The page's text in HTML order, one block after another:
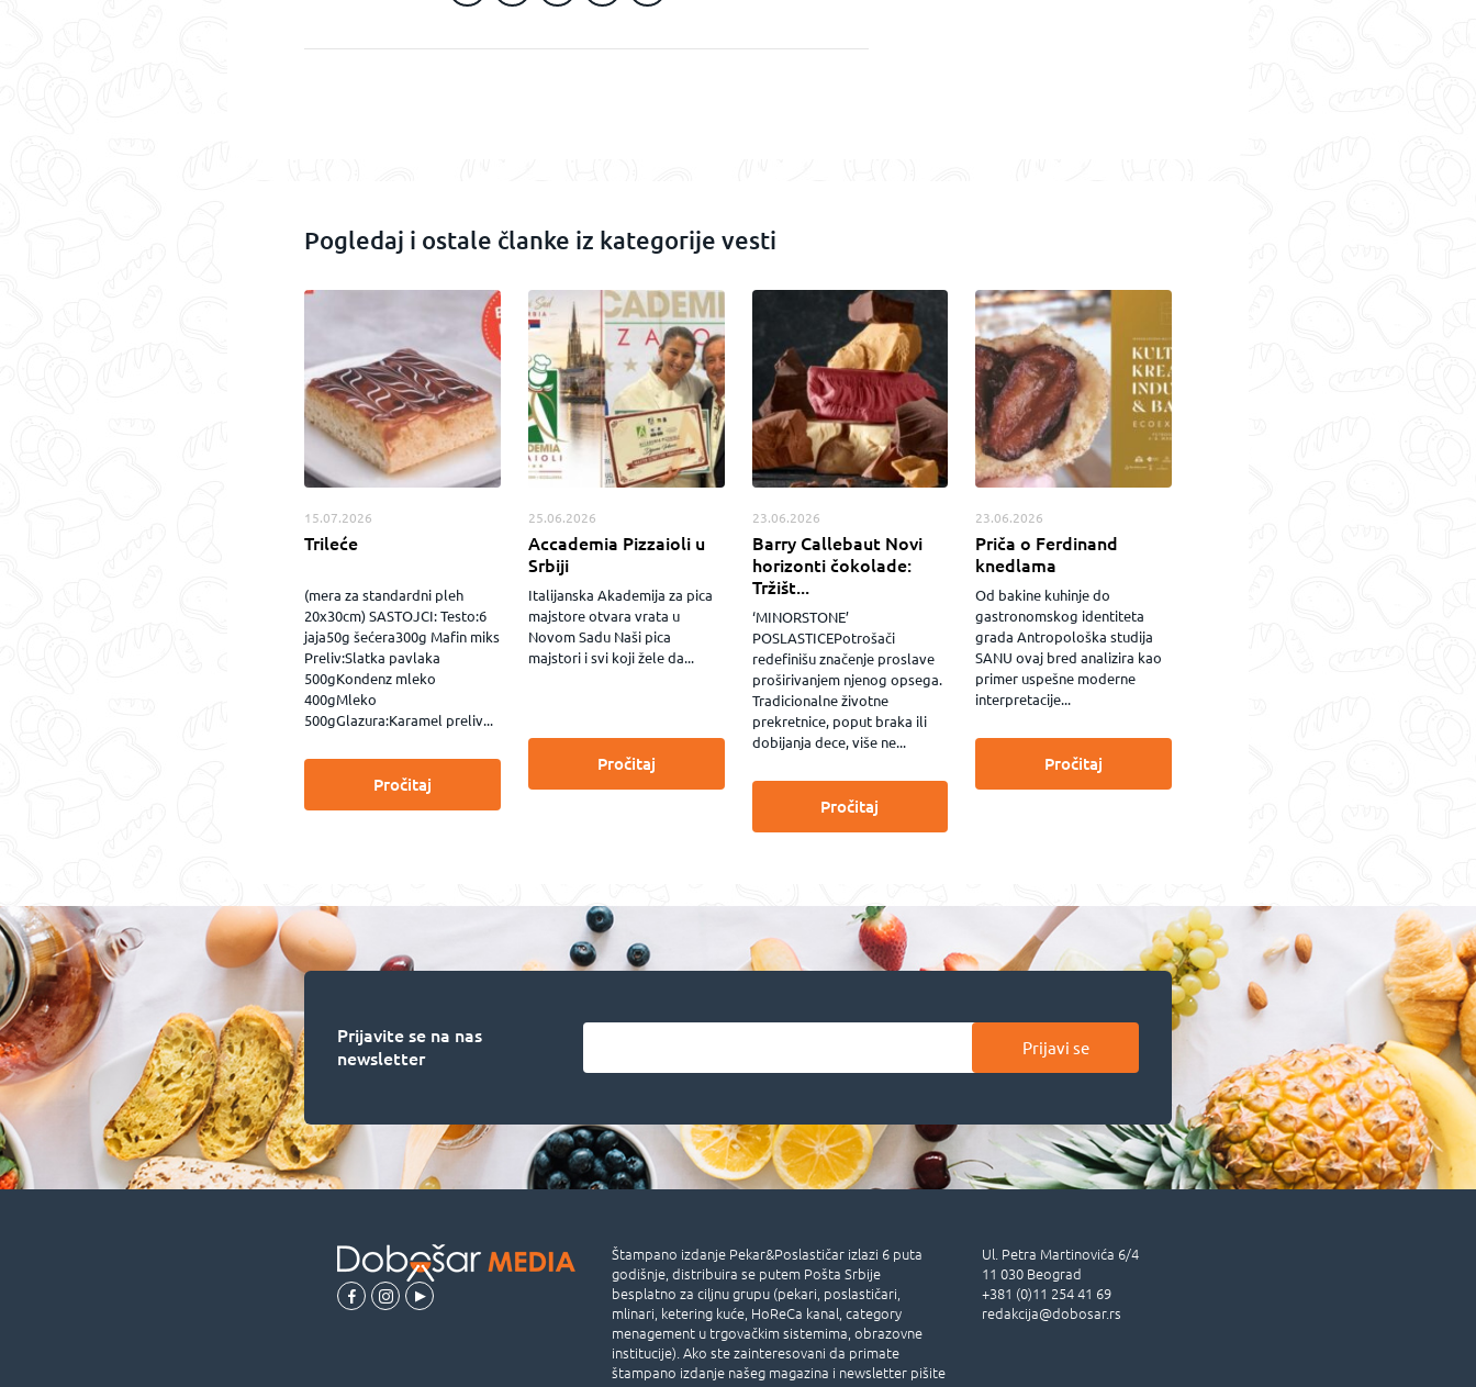
Pogledaj i ostale članke iz kategorije vesti
15.07.2026
Trileće
(mera za standardni pleh
20x30cm) SASTOJCI: Testo:6
jaja50g šećera300g Mafin miks
Preliv:Slatka pavlaka
500gKondenz mleko
400gMleko
500gGlazura:Karamel preliv...
Pročitaj
25.06.2026
Accademia Pizzaioli u
Srbiji
Italijanska Akademija za pica
majstore otvara vrata u
Novom Sadu Naši pica
majstori i svi koji žele da...
Pročitaj
23.06.2026
Barry Callebaut Novi
horizonti čokolade:
Tržišt...
‘MINORSTONE’
POSLASTICEPotrošači
redefinišu značenje proslave
proširivanjem njenog opsega.
Tradicionalne životne
prekretnice, poput braka ili
dobijanja dece, više ne...
Pročitaj
23.06.2026
Priča o Ferdinand
knedlama
Od bakine kuhinje do
gastronomskog identiteta
grada Antropološka studija
SANU ovaj bred analizira kao
primer uspešne moderne
interpretacije...
Pročitaj
Prijavite se na nas
newsletter
Prijavi se
Štampano izdanje Pekar&Poslastičar izlazi 6 puta
godišnje, distribuira se putem Pošta Srbije
besplatno za ciljnu grupu (pekari, poslastičari,
mlinari, ketering kuće, HoReCa kanal, category
menagement u trgovačkim sistemima, obrazovne
institucije). Ako ste zainteresovani da primate
štampano izdanje našeg magazina i newsletter pišite
Ul. Petra Martinovića 6/4
11 030 Beograd
+381 (0)11 254 41 69
redakcija@dobosar.rs